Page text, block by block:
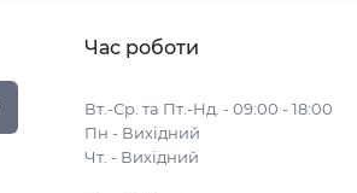
Час роботи
Вт.-Ср. та Пт.-Нд. - 09:00 - 18:00
Пн - Вихідний
Чт. - Вихідний